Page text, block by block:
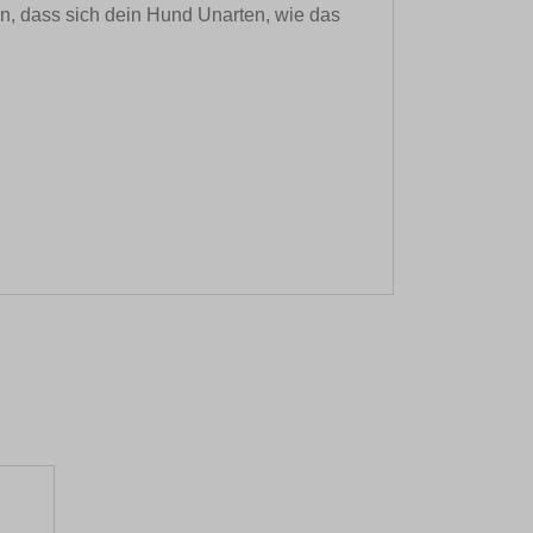
dass sich dein Hund Unarten, wie das